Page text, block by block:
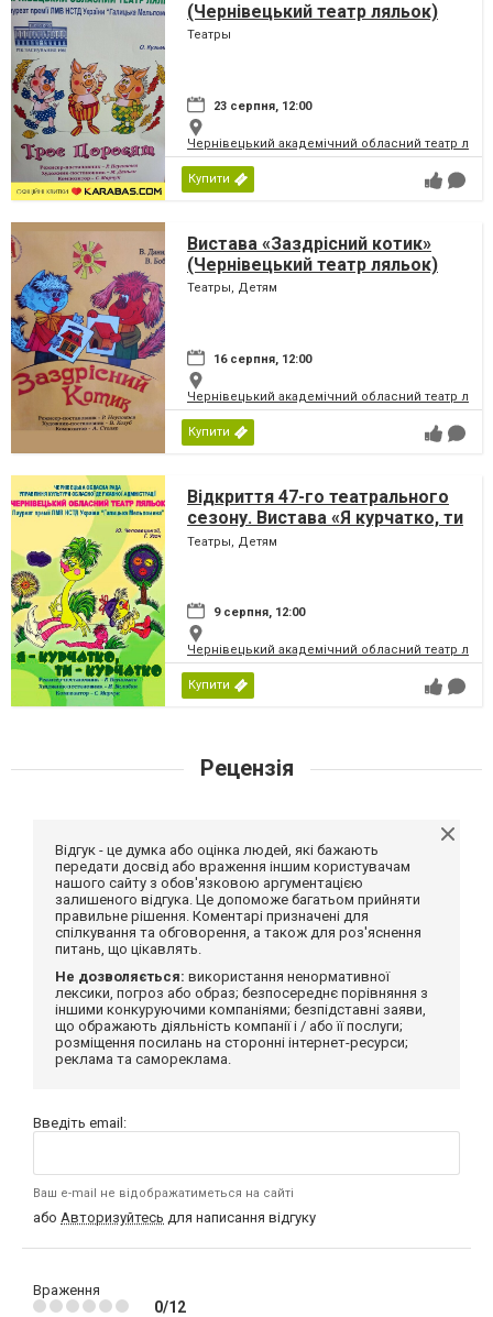
(Чернівецький театр ляльок)
Театры
23 серпня, 12:00
Чернівецький академічний обласний театр
Купити
Вистава «Заздрісний котик»
(Чернівецький театр ляльок)
Театры, Детям
16 серпня, 12:00
Чернівецький академічний обласний театр
Купити
Відкриття 47-го театрального
сезону. Вистава «Я курчатко, ти
курчатко» (Чернівецький театр
Театры, Детям
9 серпня, 12:00
Чернівецький академічний обласний театр
Купити
Рецензія
Відгук - це думка або оцінка людей, які бажають
передати досвід або враження іншим користувачам
нашого сайту з обов'язковою аргументацією
залишеного відгука. Це допоможе багатьом прийняти
правильне рішення. Коментарі призначені для
спілкування та обговорення, а також для роз'яснення
питань, що цікавлять.
Не дозволяється: використання ненормативної
лексики, погроз або образ; безпосереднє порівняння з
іншими конкуруючими компаніями; безпідставні заяви,
що ображають діяльність компанії і / або її послуги;
розміщення посилань на сторонні інтернет-ресурси;
реклама та самореклама.
Введіть email:
Ваш e-mail не відображатиметься на сайті
або Авторизуйтесь для написання відгуку
Враження
0/12